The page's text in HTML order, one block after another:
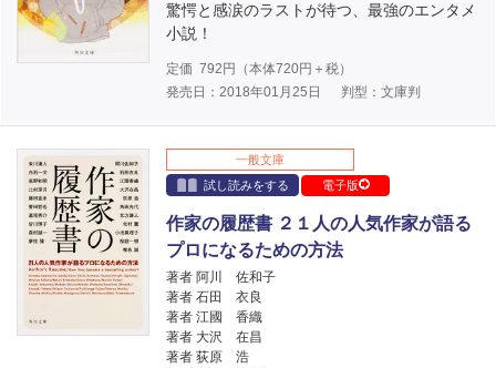
驚愕と感涙のラストが待つ、最強のエンタメ
小説！
定価 792 円（本体720円＋税）
発売日：2018年01月25日
判型：文庫判
一般文庫
試し読みをする
電子版
作家の履歴書 ２１人の人気作家が語る
プロになるための方法
著者 阿川 佐和子
著者 石田 衣良
著者 江國 香織
著者 大沢 在昌
著者 荻原 浩